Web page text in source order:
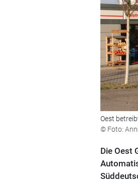
Oest
© Foto:
Die Oest